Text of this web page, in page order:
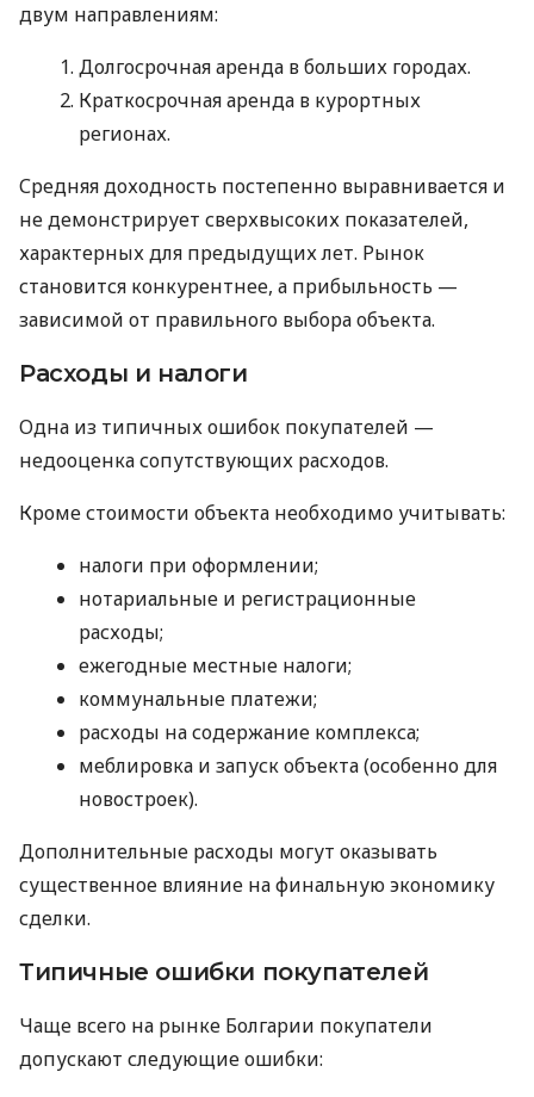
двум направлениям:
Долгосрочная аренда в больших городах.
Краткосрочная аренда в курортных
регионах.
Средняя доходность постепенно выравнивается и
не демонстрирует сверхвысоких показателей,
характерных для предыдущих лет. Рынок
становится конкурентнее, а прибыльность —
зависимой от правильного выбора объекта.
Расходы и налоги
Одна из типичных ошибок покупателей —
недооценка сопутствующих расходов.
Кроме стоимости объекта необходимо учитывать:
налоги при оформлении;
нотариальные и регистрационные
расходы;
ежегодные местные налоги;
коммунальные платежи;
расходы на содержание комплекса;
меблировка и запуск объекта (особенно для
новостроек).
Дополнительные расходы могут оказывать
существенное влияние на финальную экономику
сделки.
Типичные ошибки покупателей
Чаще всего на рынке Болгарии покупатели
допускают следующие ошибки: